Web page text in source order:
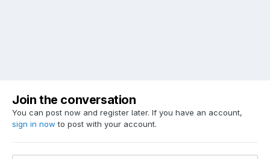
Join the conversation
You can post now and register later. If you have an account,
sign in now to post with your account.